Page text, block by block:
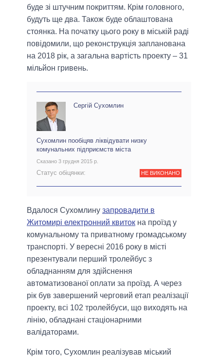
буде зі штучним покриттям. Крім головного,
будуть ще два. Також буде облаштована
стоянка. На початку цього року в міській раді
повідомили, що реконструкція запланована
на 2018 рік, а загальна вартість проекту – 31
мільйон гривень.
Сергій Сухомлин
Сухомлин пообіцяв ліквідувати низку
комунальних підприємств міста
Сказано 3 грудня 2015 р.
Статус обіцянки: НЕ ВИКОНАНО
Вдалося Сухомлину запровадити в
Житомирі електронний квиток на проїзд у
комунальному та приватному громадському
транспорті. У вересні 2016 року в місті
презентували перший тролейбус з
обладнанням для здійснення
автоматизованої оплати за проїзд. А через
рік був завершений черговий етап реалізації
проекту, всі 102 тролейбуси, що виходять на
лінію, обладнані стаціонарними
валідаторами.
Крім того, Сухомлин реалізував міський